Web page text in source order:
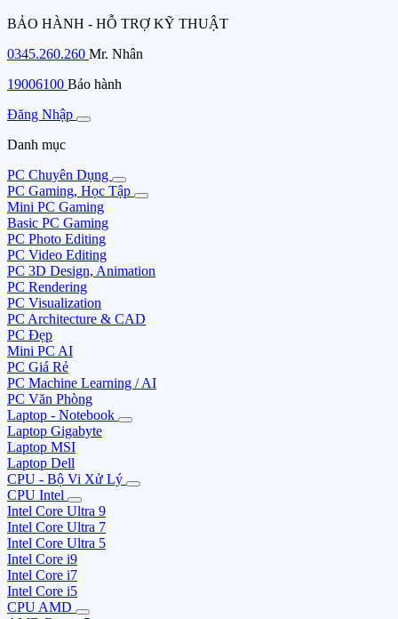
BẢO HÀNH - HỖ TRỢ KỸ THUẬT
0345.260.260 Mr. Nhân
19006100 Bảo hành
Đăng Nhập
Danh mục
PC Chuyên Dụng
PC Gaming, Học Tập
Mini PC Gaming
Basic PC Gaming
PC Photo Editing
PC Video Editing
PC 3D Design, Animation
PC Rendering
PC Visualization
PC Architecture & CAD
PC Đẹp
Mini PC AI
PC Giá Rẻ
PC Machine Learning / AI
PC Văn Phòng
Laptop - Notebook
Laptop Gigabyte
Laptop MSI
Laptop Dell
CPU - Bộ Vi Xử Lý
CPU Intel
Intel Core Ultra 9
Intel Core Ultra 7
Intel Core Ultra 5
Intel Core i9
Intel Core i7
Intel Core i5
CPU AMD